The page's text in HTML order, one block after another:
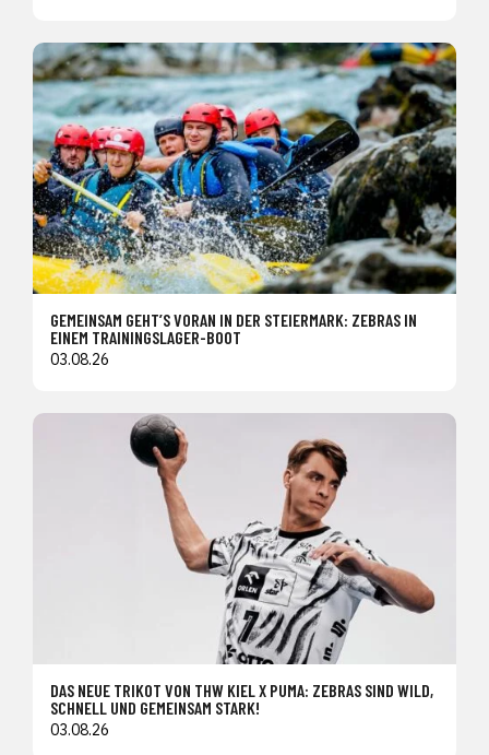
GEMEINSAM GEHT’S VORAN IN DER STEIERMARK: ZEBRAS IN
EINEM TRAININGSLAGER-BOOT
03.08.26
DAS NEUE TRIKOT VON THW KIEL X PUMA: ZEBRAS SIND WILD,
SCHNELL UND GEMEINSAM STARK!
03.08.26